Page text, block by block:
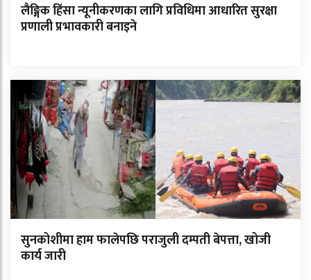
लैङ्गिक हिंसा न्यूनीकरणका लागि प्रविधिमा आधारित सुरक्षा
प्रणाली प्रभावकारी बनाइने
सुनकोशीमा हाम फालेपछि पराजुली दम्पती बेपत्ता, खोजी
कार्य जारी